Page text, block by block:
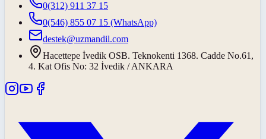
0(312) 911 37 15
0(546) 855 07 15 (WhatsApp)
destek@uzmandil.com
Hacettepe İvedik OSB. Teknokenti 1368. Cadde No.61,
4. Kat Ofis No: 32 İvedik / ANKARA